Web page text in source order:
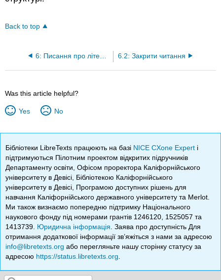
Back to top
6: Писання про літературу - аналіз прози 6.2: Закрити читання
Was this article helpful?
Yes No
Бібліотеки LibreTexts працюють на базі NICE CXone Expert і
підтримуються Пілотним проектом відкритих підручників
Департаменту освіти, Офісом проректора Каліфорнійського
університету в Девісі, Бібліотекою Каліфорнійського
університету в Девісі, Програмою доступних рішень для
навчання Каліфорнійського державного університету та Merlot.
Ми також визнаємо попередню підтримку Національного
наукового фонду під номерами грантів 1246120, 1525057 та
1413739. Юридична інформація . Заява про доступність Для
отримання додаткової інформації зв’яжіться з нами за адресою
info@libretexts.org або перегляньте нашу сторінку статусу за
адресою https://status.libretexts.org